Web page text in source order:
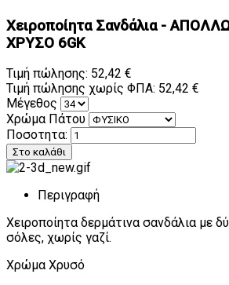
Χειροποίητα Σανδάλια -
ΧΡΥΣΟ 6GK
Τιμή πώλησης: 52,42 €
Τιμή πώλησης χωρίς ΦΠΑ: 52,42 €
Μέγεθος
Χρώμα Πάτου
Ποσοτητα:
Περιγραφή
Χειροποίητα δερμάτινα σανδάλια με
σόλες, χωρίς γαζί.
Χρώμα Χρυσό